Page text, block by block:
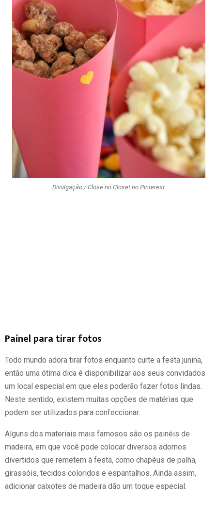
Divulgação / Close no Closet no Pinterest
Paínel para tirar fotos
Todo mundo adora tirar fotos enquanto curte a festa junina,
então uma ótima dica é disponibilizar aos seus convidados
um local especial em que eles poderão fazer fotos lindas.
Neste sentido, existem muitas opções de matérias que
podem ser utilizados para confeccionar.
Alguns dos materiais mais famosos são os painéis de
madeira, em que você pode colocar diversos adornos
divertidos que remetem à festa, como chapéus de palha,
girassóis, tecidos coloridos e espantalhos. Ainda assim,
adicionar caixotes de madeira dão um toque especial.